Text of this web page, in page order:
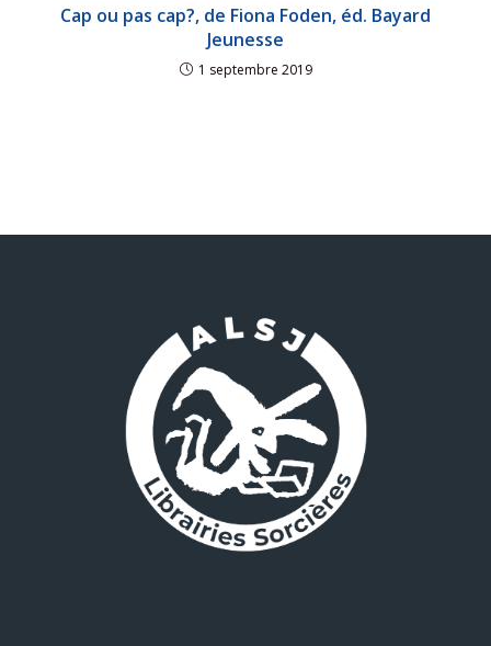
Cap ou pas cap?, de Fiona Foden, éd. Bayard
Jeunesse
1 septembre 2019